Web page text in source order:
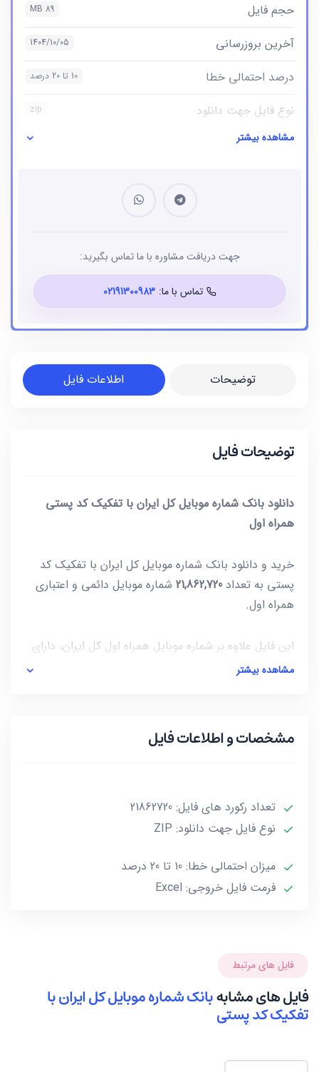
توضیحات اطلاعات فایل
توضیحات فایل
دانلود بانک شماره موبایل کل ایران با تفکیک کد پستی
همراه اول
خرید و دانلود بانک شماره موبایل کل ایران با تفکیک کد
پستی به تعداد 21,862,720 شماره موبایل دائمی و اعتباری
همراه اول.
این فایل علاوه بر شماره موبایل همراه اول کل ایران، دارای
کد پستی نیز میباشد که به عبارتی تمام استان ها و
موجود میباشد. کاربران میتوانند از روی محدوده کد پستی و
فیلتر کردن آن، شهر یا استان مد نظرشان را جداسازی کرده
فایل نهایی این بانک به صورت مرتب شده مطابق تصویر
زیر در 22 فایل اکسل قرار گرفته است.
مشاهده بیشتر
مشخصات و اطلاعات فایل
تعداد رکورد های فایل: 21862720
نوع فایل جهت دانلود: ZIP
میزان احتمالی خطا: 10 تا 20 درصد
فرمت فایل خروجی: Excel
فایل های مرتبط
فایل های مشابهبانک شماره موبایل کل ایران با
تفکیک کد پستی
حجم فایل 89 MB
آخرین بروزرسانی 1404/10/05
درصد احتمالی خطا 10 تا 20 درصد
نوع فایل جهت دانلود zip
نوع فایل بانک شماره موبایل مشاهده بیشتر
جهت دریافت مشاوره با ما تماس بگیرید:
تماس با ما: 02191300983